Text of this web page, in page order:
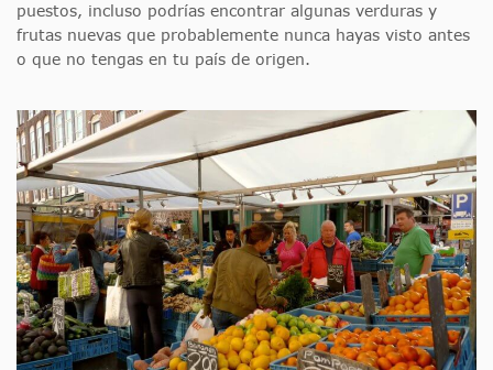
puestos, incluso podrías encontrar algunas verduras y
frutas nuevas que probablemente nunca hayas visto antes
o que no tengas en tu país de origen.